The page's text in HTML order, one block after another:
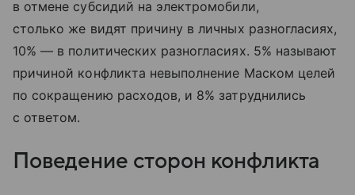
в отмене субсидий на электромобили,
столько же видят причину в личных разногласиях,
10% — в политических разногласиях. 5% называют
причиной конфликта невыполнение Маском целей
по сокращению расходов, и 8% затруднились
с ответом.
Поведение сторон конфликта